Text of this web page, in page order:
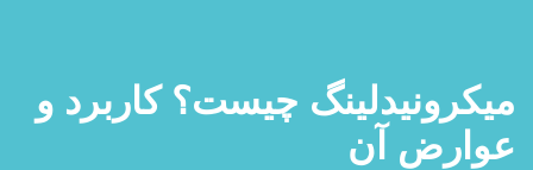
میکرونیدلینگ چیست؟ کاربرد و
عوارض آن